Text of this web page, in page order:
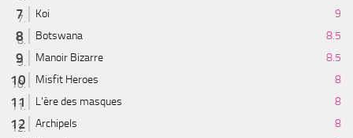
Koi
9
Botswana
8.5
Manoir Bizarre
8.5
Misfit Heroes
8
L'ère des masques
8
Archipels
8